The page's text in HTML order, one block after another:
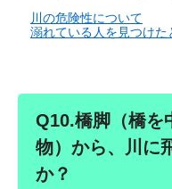
川の危険性について
溺れている人を見つけた
Q10.橋脚（橋を
物）から、川に
か？